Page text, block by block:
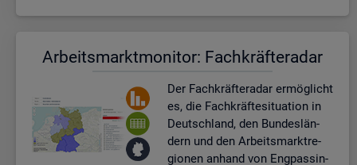
Ar­beits­markt­mo­ni­tor: Fach­kräf­te­ra­dar
Der Fach­kräf­te­ra­dar er­mög­licht
es, die Fach­kräf­te­si­tua­ti­on in
Deutsch­land, den Bun­des­län­
dern und den Ar­beits­markt­re­
gio­nen an­hand von Eng­pas­sin­